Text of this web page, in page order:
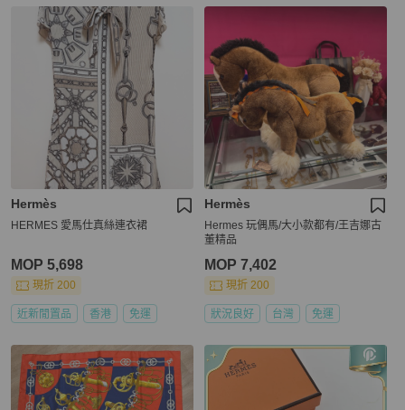
Hermès
HERMES 愛馬仕真絲連衣裙
MOP 5,698
現折 200
近新閒置品 香港 免運
Hermès
Hermes 玩偶馬/大小款都有/王吉娜古
董精品
MOP 7,402
現折 200
狀況良好 台灣 免運